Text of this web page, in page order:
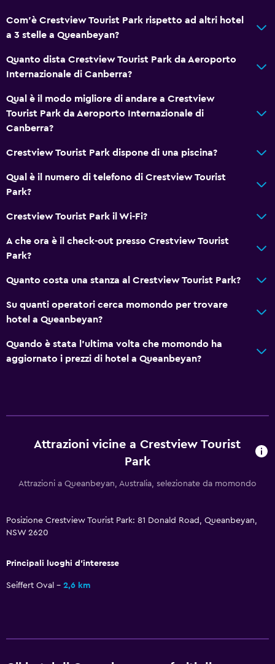
Accessibilità
Intera unità accessibile ai disabili
Doccia con accesso per sedie a rotelle
Parcheggio accessibile
Lavandino bagno ribassato
WC con maniglioni di sostegno
Bagno
Doccia
WC rialzato
WC aggiuntivo
Toilette
Carta igienica
Bagno privato
Esterno
Area pic-nic
Generale
Com'è Crestview Tourist Park rispetto ad altri hotel
a 3 stelle a Queanbeyan?
Quanto dista Crestview Tourist Park da Aeroporto
Internazionale di Canberra?
Qual è il modo migliore di andare a Crestview
Tourist Park da Aeroporto Internazionale di
Canberra?
Crestview Tourist Park dispone di una piscina?
Qual è il numero di telefono di Crestview Tourist
Park?
Crestview Tourist Park il Wi-Fi?
A che ora è il check-out presso Crestview Tourist
Park?
Quanto costa una stanza al Crestview Tourist Park?
Su quanti operatori cerca momondo per trovare
hotel a Queanbeyan?
Quando è stata l'ultima volta che momondo ha
aggiornato i prezzi di hotel a Queanbeyan?
Attrazioni vicine a Crestview Tourist
Park
Attrazioni a Queanbeyan, Australia, selezionate da momondo
Posizione Crestview Tourist Park: 81 Donald Road, Queanbeyan,
NSW 2620
Principali luoghi d'interesse
Seiffert Oval 2,6 km